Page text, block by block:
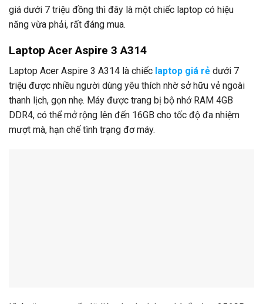
giá dưới 7 triệu đồng thì đây là một chiếc laptop có hiệu
năng vừa phải, rất đáng mua.
Laptop Acer Aspire 3 A314
Laptop Acer Aspire 3 A314 là chiếc laptop giá rẻ dưới 7
triệu được nhiều người dùng yêu thích nhờ sở hữu vẻ ngoài
thanh lịch, gọn nhẹ. Máy được trang bị bộ nhớ RAM 4GB
DDR4, có thể mở rộng lên đến 16GB cho tốc độ đa nhiệm
mượt mà, hạn chế tình trạng đơ máy.